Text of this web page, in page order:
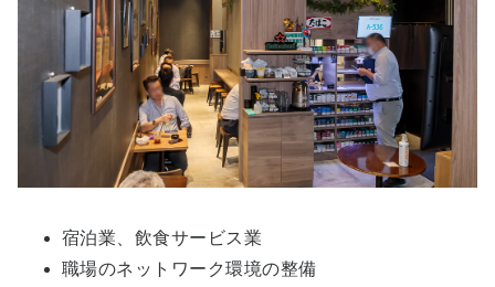
宿泊業、飲食サービス業
職場のネットワーク環境の整備